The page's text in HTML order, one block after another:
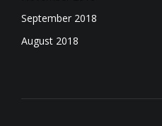
September 2018
August 2018